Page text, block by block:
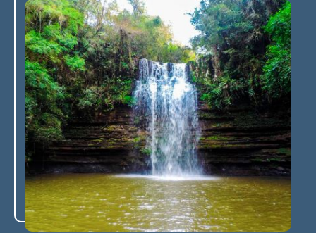
superadas. E também para
celebrar a passagem para uma
nova fase da vida.